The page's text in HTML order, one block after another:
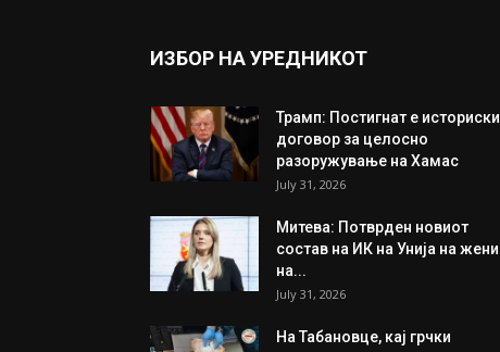
ИЗБОР НА УРЕДНИКОТ
Трамп: Постигнат е историски
договор за целосно
разоружување на Хамас
July 31, 2026
Митева: Потврден новиот
состав на ИК на Унија на жени
на...
July 31, 2026
На Табановце, кај грчки